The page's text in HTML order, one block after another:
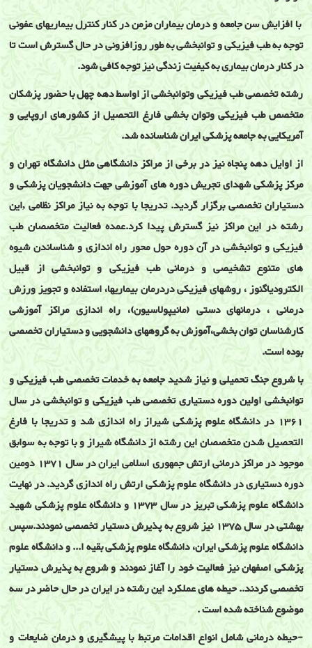
با افزايش سن جامعه و درمان بيماران مزمن در کنار کنترل بيماريهای عفونی
توجه به طب فيزيکی و توانبخشی به طور روزافزونی در حال گسترش است تا
در کنار درمان بيماری به کيفيت زندگی نيز توجه کافی شود.
رشته تخصصی طب فیزیکی وتوانبخشی از اواسط دهه چهل با حضور پزشکان
متخصص طب فیزیکی وتوان بخشی فارغ التحصیل از کشورهای اروپایی و
آمریکایی به جامعه پزشکی ایران شناسانده شد.
از اوایل دهه پنجاه نیز در برخی از مراکز دانشگاهی مثل دانشگاه تهران و
مرکز پزشکی شهدای تجریش دوره های آموزشی جهت دانشجویان پزشکی و
دستیاران تخصصی برگزار گردید. تدریجا با توجه به نیاز مراکز نظامی ,این
رشته در این مراکز نیز گسترش پیدا کرد.عمده فعالیت متخصصان طب
فیزیکی و توانبخشی در آن دوره حول محور راه اندازی و شناساندن شیوه
های متنوع تشخیصی و درمانی طب فیزیکی و توانبخشی از قبیل
الکترودیاگنوز ، روشهای فیزیکی دردرمان بیماریها، استفاده و تجویز ورزش
درمانی ، درمانهای دستی (مانیپولاسیون)، راه اندازی مراکز آموزشی
کارشناسان توان بخشی،آموزش به گروههای دانشجویی و دستیاران تخصصی
بوده است.
با شروع جنگ تحمیلی و نیاز شدید جامعه به خدمات تخصصی طب فیزیکی و
توانبخشی اولین دوره دستیاری تخصصی طب فیزیکی و توانبخشی در سال
1361 در دانشگاه علوم پزشکی شیراز راه اندازی شد و تدریجا با فارغ
التحصیل شدن متخصصان این رشته از دانشگاه شیراز و با توجه به سوابق
موجود در مراکز درمانی ارتش جمهوری اسلامی ایران در سال 1371 دومین
دوره دستیاری در دانشگاه علوم پزشکی ارتش راه اندازی گردید. در نهایت
دانشگاه علوم پزشکی تبریز در سال 1373 و دانشگاه علوم پزشکی شهید
بهشتی در سال 1375 نیز شروع به پذیرش دستیار تخصصی نمودند.سپس
دانشگاه علوم پزشکی ایران، دانشگاه علوم پزشکی بقیه ا... و دانشگاه علوم
پزشکی اصفهان نیز فعالیت خود را آغاز نمودند و شروع به پذیرش دستیار
تخصصی کردند.. حیطه های عملکرد این رشته در ایران در حال حاضر در سه
موضوع شناخته شده است .
-حیطه درمانی شامل انواع اقدامات مرتبط با پیشگیری و درمان ضایعات و